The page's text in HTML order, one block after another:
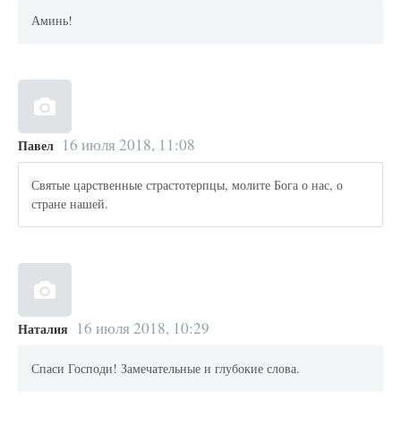
Аминь!
Павел 16 июля 2018, 11:08
Святые царственные страстотерпцы, молите Бога о нас, о
стране нашей.
Наталия 16 июля 2018, 10:29
Спаси Господи! Замечательные и глубокие слова.